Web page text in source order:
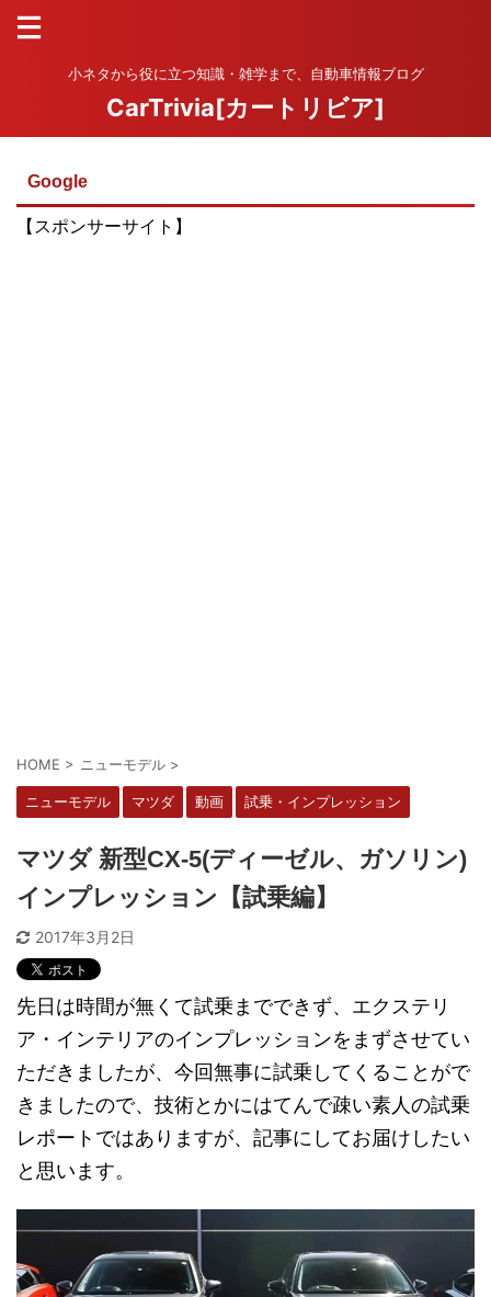
小ネタから役に立つ知識・雑学まで、自動車情報ブログ
CarTrivia[カートリビア]
Google
【スポンサーサイト】
HOME > ニューモデル >
ニューモデル マツダ 動画 試乗・インプレッション
マツダ 新型CX-5(ディーゼル、ガソリン)
インプレッション【試乗編】
2017年3月2日
先日は時間が無くて試乗までできず、エクステリ
ア・インテリアのインプレッションをまずさせてい
ただきましたが、今回無事に試乗してくることがで
きましたので、技術とかにはてんで疎い素人の試乗
レポートではありますが、記事にしてお届けしたい
と思います。